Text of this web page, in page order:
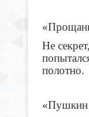
Не
полотно.
«Пушкин